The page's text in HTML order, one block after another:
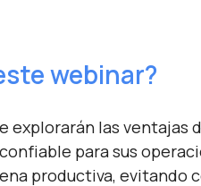
webinar?
explorarán las
para sus
productiva, evitando